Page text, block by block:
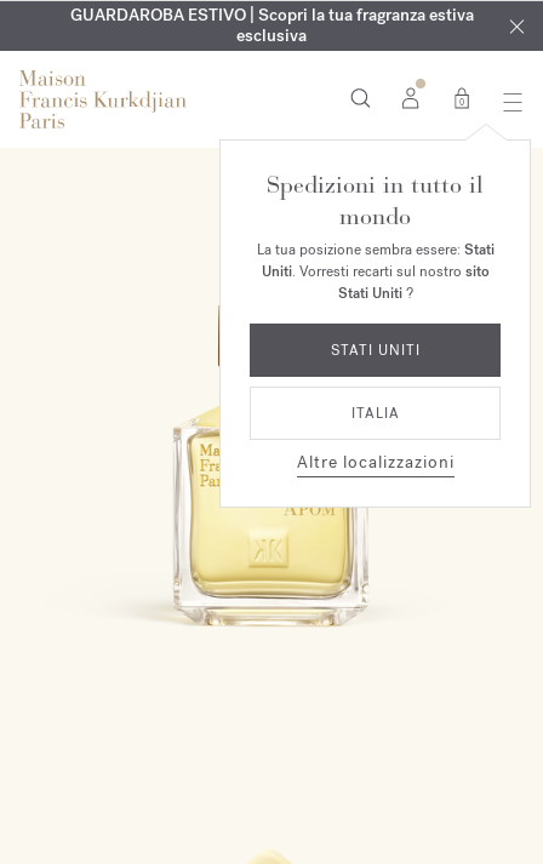
ESCLUSIVO | Scopri la nuova fragranza OUDvelvet moodnel
tuo ordine*
INCISIONE GRATUITA | Su tutte le fragranze e gli oli per il
corpo fino al 9 agosto
GUARDAROBA ESTIVO | Scopri la tua fragranza estiva
esclusiva
0
Spedizioni in tutto il
mondo
La tua posizione sembra essere: Stati
Uniti. Vorresti recarti sul nostro sito
Stati Uniti?
STATI UNITI
ITALIA
Altre localizzazioni